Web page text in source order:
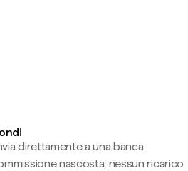
direttamente a una banca
nascosta, nessun ricarico